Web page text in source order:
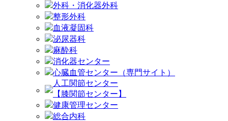
外科・消化器外科
整形外科
血液凝固科
泌尿器科
麻酔科
消化器センター
心臓血管センター（専門サイト）
人工関節センター
【膝関節センター】
健康管理センター
総合内科